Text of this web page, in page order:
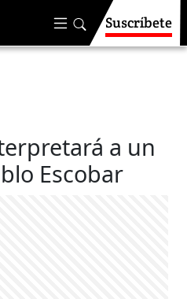
Suscríbete
a un
Escobar